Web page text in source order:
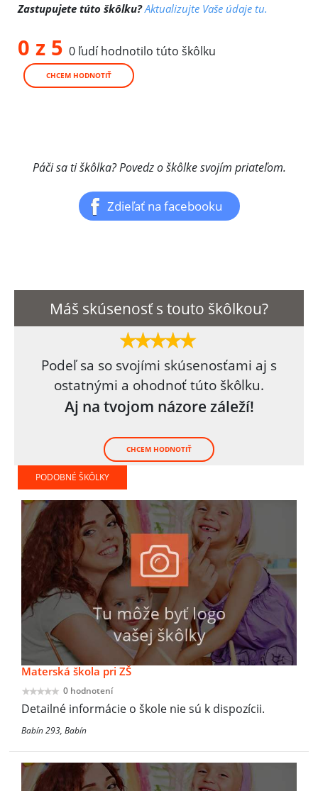
Zastupujete túto škôlku? Aktualizujte Vaše údaje tu.
0 z 5 0 ľudí hodnotilo túto škôlku
CHCEM HODNOTIŤ
Páči sa ti škôlka? Povedz o škôlke svojím priateľom.
Zdieľať na facebooku
Máš skúsenosť s touto škôlkou?
Podeľ sa so svojími skúsenosťami aj s
ostatnými a ohodnoť túto škôlku.
Aj na tvojom názore záleží!
CHCEM HODNOTIŤ
PODOBNÉ ŠKÔLKY
Materská škola pri ZŠ
0 hodnotení
Detailné informácie o škole nie sú k dispozícii.
Babín 293, Babín